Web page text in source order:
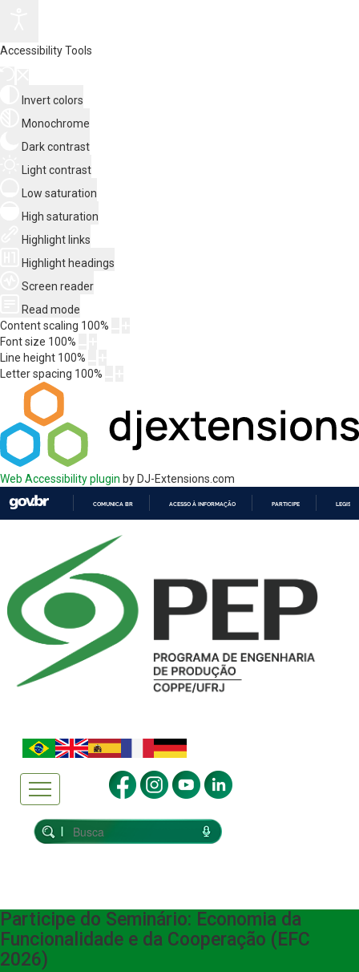
Accessibility Tools
Invert colors
Monochrome
Dark contrast
Light contrast
Low saturation
High saturation
Highlight links
Highlight headings
Screen reader
Read mode
Content scaling 100%
Font size 100%
Line height 100%
Letter spacing 100%
Web Accessibility plugin by DJ-Extensions.com
COMUNICA BR ACESSO À INFORMAÇÃO PARTICIPE
Participe do Seminário: Economia da
Funcionalidade e da Cooperação (EFC
2026)